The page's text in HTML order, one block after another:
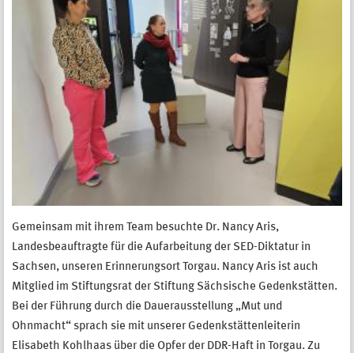
Gemeinsam mit ihrem Team besuchte Dr. Nancy Aris,
Landesbeauftragte für die Aufarbeitung der SED-Diktatur in
Sachsen, unseren Erinnerungsort Torgau. Nancy Aris ist auch
Mitglied im Stiftungsrat der Stiftung Sächsische Gedenkstätten.
Bei der Führung durch die Dauerausstellung „Mut und
Ohnmacht“ sprach sie mit unserer Gedenkstättenleiterin
Elisabeth Kohlhaas über die Opfer der DDR-Haft in Torgau. Zu